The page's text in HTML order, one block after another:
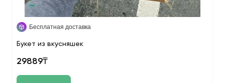
Бесплатная доставка
Букет из вкусняшек
29889₸